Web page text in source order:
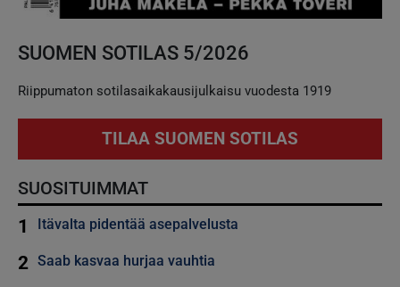
SUOMEN SOTILAS 5/2026
Riippumaton sotilasaikakausijulkaisu vuodesta 1919
TILAA SUOMEN SOTILAS
SUOSITUIMMAT
1 Itävalta pidentää asepalvelusta
2 Saab kasvaa hurjaa vauhtia